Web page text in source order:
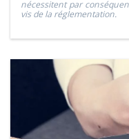
nécessitent par
vis de la réglementation.